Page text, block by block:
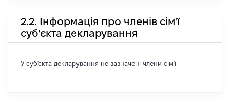
2.2. Інформація про членів сім'ї
суб'єкта декларування
У суб'єкта декларування не зазначені члени сім'ї